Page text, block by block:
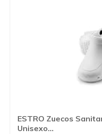
ESTRO Zuecos
Unisexo...